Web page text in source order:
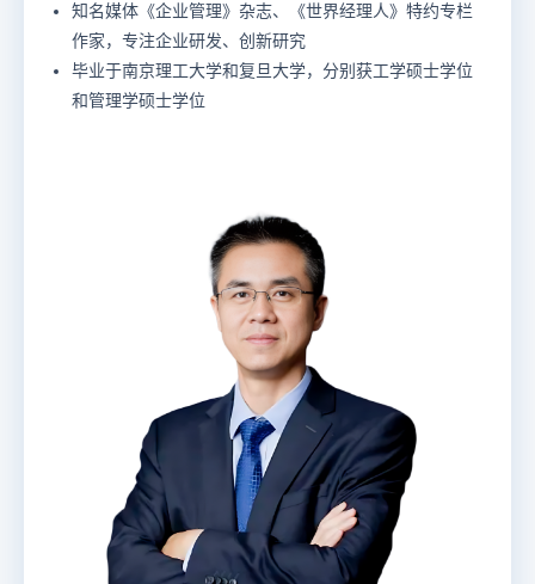
知名媒体《企业管理》杂志、《世界经理人》特约专栏
作家，专注企业研发、创新研究
毕业于南京理工大学和复旦大学，分别获工学硕士学位
和管理学硕士学位